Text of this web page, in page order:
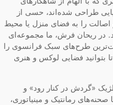
از
یا محیط
را
و هنری
و